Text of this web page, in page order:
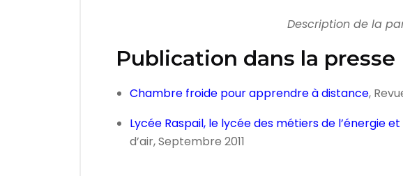
Description de la
Publication dans la presse
Chambre froide pour apprendre à distance,
Lycée Raspail, le lycée des métiers de l’énergie
d’air, Septembre 2011